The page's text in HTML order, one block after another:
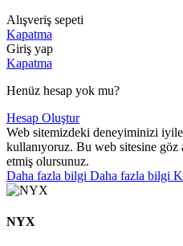
Alışveriş sepeti
Kapatma
Giriş yap
Kapatma
Henüz hesap yok mu?
Hesap Oluştur
Web sitemizdeki deneyiminizi
kullanıyoruz. Bu web sitesine göz
etmiş olursunuz.
Daha fazla bilgi Daha fazla bilgi
NYX